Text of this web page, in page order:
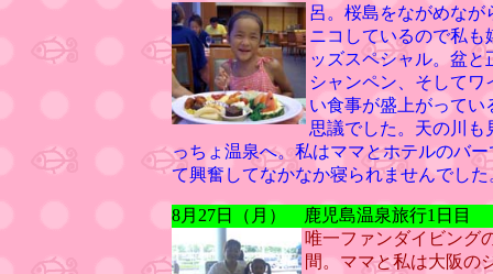
呂。桜島をながめな
ニコしているので私
ッズスペシャル。盆
シャンペン、そして
い食事が盛上がって
思議でした。天の川
っちょ温泉へ。私はママとホテルのバ
て興奮してなかなか寝られませんでし
8月27日（月） 鹿児島温泉旅行1日目
唯一ファンダイビング
間。ママと私は大阪の